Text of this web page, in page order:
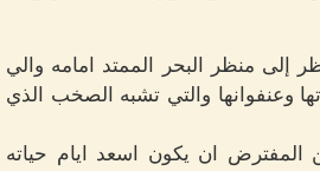
منظر البحر الممتد امامه والي
وعنفوانها والتي تشبه الصخب الذي
المفترض ان يكون اسعد ايام حياته